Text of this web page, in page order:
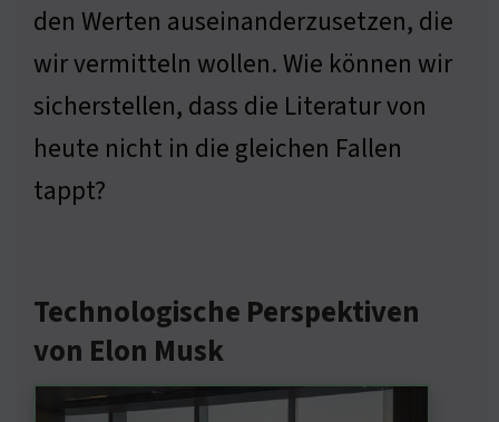
den Werten auseinanderzusetzen, die
wir vermitteln wollen. Wie können wir
sicherstellen, dass die Literatur von
heute nicht in die gleichen Fallen
tappt?
Technologische Perspektiven
von Elon Musk